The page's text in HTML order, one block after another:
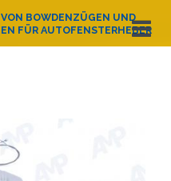
BOWDENZÜGEN UND
FÜR AUTOFENSTERHEBER